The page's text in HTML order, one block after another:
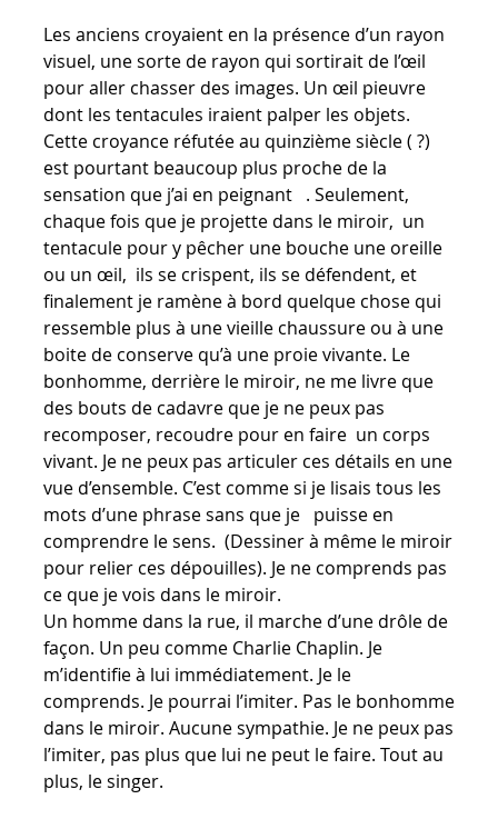
Les anciens croyaient en la présence d’un rayon
visuel, une sorte de rayon qui sortirait de l’œil
pour aller chasser des images. Un œil pieuvre
dont les tentacules iraient palper les objets.
Cette croyance réfutée au quinzième siècle ( ?)
est pourtant beaucoup plus proche de la
sensation que j’ai en peignant . Seulement,
chaque fois que je projette dans le miroir, un
tentacule pour y pêcher une bouche une oreille
ou un œil, ils se crispent, ils se défendent, et
finalement je ramène à bord quelque chose qui
ressemble plus à une vieille chaussure ou à une
boite de conserve qu’à une proie vivante. Le
bonhomme, derrière le miroir, ne me livre que
des bouts de cadavre que je ne peux pas
recomposer, recoudre pour en faire un corps
vivant. Je ne peux pas articuler ces détails en une
vue d’ensemble. C’est comme si je lisais tous les
mots d’une phrase sans que je puisse en
comprendre le sens. (Dessiner à même le miroir
pour relier ces dépouilles). Je ne comprends pas
ce que je vois dans le miroir.
Un homme dans la rue, il marche d’une drôle de
façon. Un peu comme Charlie Chaplin. Je
m’identifie à lui immédiatement. Je le
comprends. Je pourrai l’imiter. Pas le bonhomme
dans le miroir. Aucune sympathie. Je ne peux pas
l’imiter, pas plus que lui ne peut le faire. Tout au
plus, le singer.